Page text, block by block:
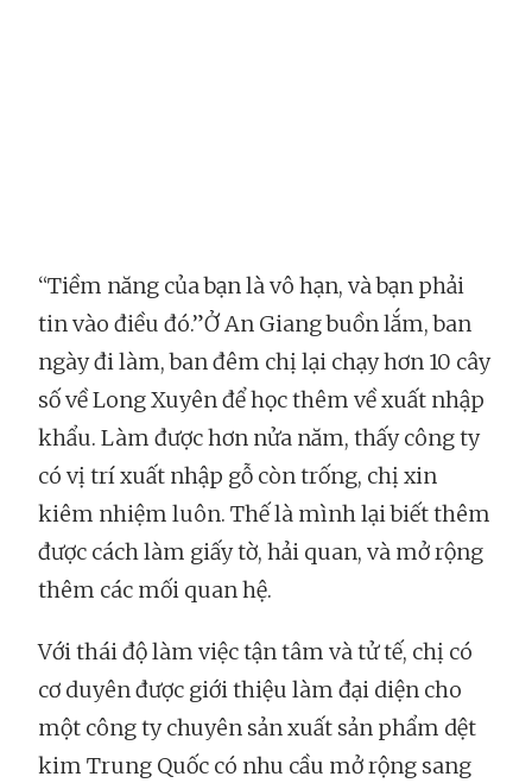
“Tiềm năng của bạn là vô hạn, và bạn phải
tin vào điều đó.”Ở An Giang buồn lắm, ban
ngày đi làm, ban đêm chị lại chạy hơn 10 cây
số về Long Xuyên để học thêm về xuất nhập
khẩu. Làm được hơn nửa năm, thấy công ty
có vị trí xuất nhập gỗ còn trống, chị xin
kiêm nhiệm luôn. Thế là mình lại biết thêm
được cách làm giấy tờ, hải quan, và mở rộng
thêm các mối quan hệ.
Với thái độ làm việc tận tâm và tử tế, chị có
cơ duyên được giới thiệu làm đại diện cho
một công ty chuyên sản xuất sản phẩm dệt
kim Trung Quốc có nhu cầu mở rộng sang